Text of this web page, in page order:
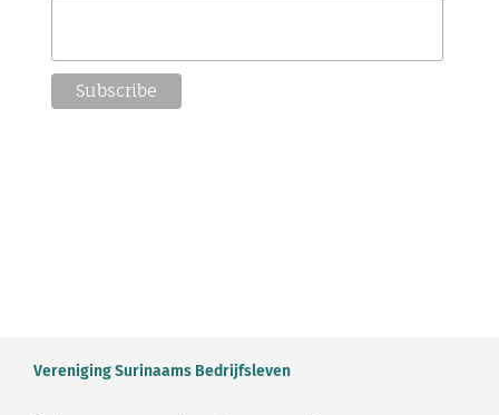
Vereniging Surinaams Bedrijfsleven